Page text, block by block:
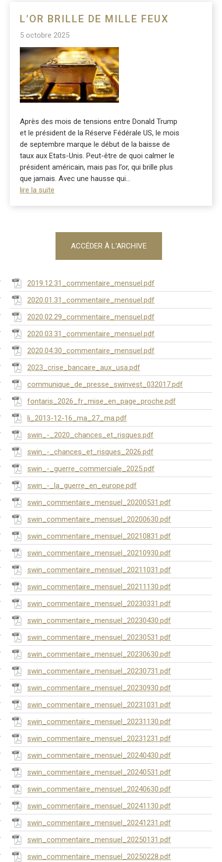
L'OR BRILLE DE MILLE FEUX
5 octobre 2025
Après des mois de tensions entre Donald Trump
et le président de la Réserve Fédérale US, le mois
de septembre marque le début de la baisse de
taux aux Etats-Unis. Peut-être de quoi calmer le
président américain, mais pas l’or, qui brille plus
que jamais. Avec une hausse qui...
lire la suite
ACCÉDER À L'ARCHIVE
2019.12.31_commentaire_mensuel.pdf
2020.01.31_commentaire_mensuel.pdf
2020.02.29_commentaire_mensuel.pdf
2020.03.31_commentaire_mensuel.pdf
2020.04.30_commentaire_mensuel.pdf
2023_crise_bancaire_aux_usa.pdf
communique_de_presse_swinvest_032017.pdf
fontaris_2026_fr_mise_en_page_proche.pdf
li_2013-12-16_ma_27_ma.pdf
swin_-_2020_chances_et_risques.pdf
swin_-_chances_et_risques_2026.pdf
swin_-_guerre_commerciale_2025.pdf
swin_-_la_guerre_en_europe.pdf
swin_commentaire_mensuel_20200531.pdf
swin_commentaire_mensuel_20200630.pdf
swin_commentaire_mensuel_20210831.pdf
swin_commentaire_mensuel_20210930.pdf
swin_commentaire_mensuel_20211031.pdf
swin_commentaire_mensuel_20211130.pdf
swin_commentaire_mensuel_20230331.pdf
swin_commentaire_mensuel_20230430.pdf
swin_commentaire_mensuel_20230531.pdf
swin_commentaire_mensuel_20230630.pdf
swin_commentaire_mensuel_20230731.pdf
swin_commentaire_mensuel_20230930.pdf
swin_commentaire_mensuel_20231031.pdf
swin_commentaire_mensuel_20231130.pdf
swin_commentaire_mensuel_20231231.pdf
swin_commentaire_mensuel_20240430.pdf
swin_commentaire_mensuel_20240531.pdf
swin_commentaire_mensuel_20240630.pdf
swin_commentaire_mensuel_20241130.pdf
swin_commentaire_mensuel_20241231.pdf
swin_commentaire_mensuel_20250131.pdf
swin_commentaire_mensuel_20250228.pdf